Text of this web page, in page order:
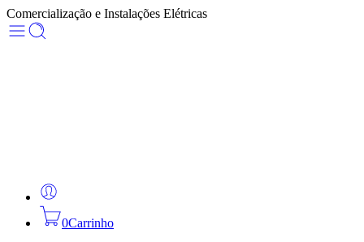
Comercialização e Instalações Elétricas
0Carrinho